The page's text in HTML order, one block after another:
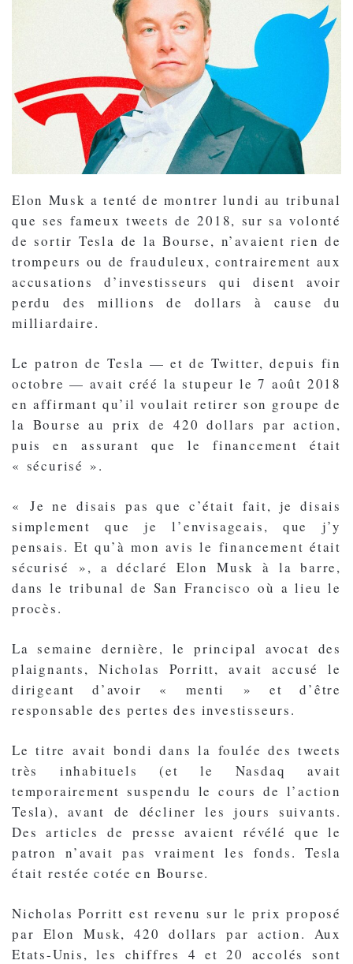
Elon Musk a tenté de montrer lundi au tribunal
que ses fameux tweets de 2018, sur sa volonté
de sortir Tesla de la Bourse, n’avaient rien de
trompeurs ou de frauduleux, contrairement aux
accusations d’investisseurs qui disent avoir
perdu des millions de dollars à cause du
milliardaire.
Le patron de Tesla — et de Twitter, depuis fin
octobre — avait créé la stupeur le 7 août 2018
en affirmant qu’il voulait retirer son groupe de
la Bourse au prix de 420 dollars par action,
puis en assurant que le financement était
« sécurisé ».
« Je ne disais pas que c’était fait, je disais
simplement que je l’envisageais, que j’y
pensais. Et qu’à mon avis le financement était
sécurisé », a déclaré Elon Musk à la barre,
dans le tribunal de San Francisco où a lieu le
procès.
La semaine dernière, le principal avocat des
plaignants, Nicholas Porritt, avait accusé le
dirigeant d’avoir « menti » et d’être
responsable des pertes des investisseurs.
Le titre avait bondi dans la foulée des tweets
très inhabituels (et le Nasdaq avait
temporairement suspendu le cours de l’action
Tesla), avant de décliner les jours suivants.
Des articles de presse avaient révélé que le
patron n’avait pas vraiment les fonds. Tesla
était restée cotée en Bourse.
Nicholas Porritt est revenu sur le prix proposé
par Elon Musk, 420 dollars par action. Aux
Etats-Unis, les chiffres 4 et 20 accolés sont